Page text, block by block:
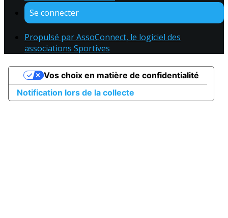
Se connecter
Propulsé par AssoConnect, le logiciel des
associations Sportives
Notification lors de la collecte
Vos choix en matière de confidentialité